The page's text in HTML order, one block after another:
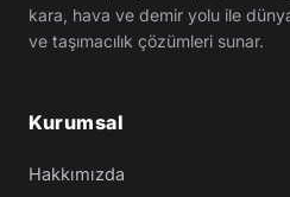
kara, hava ve demir yolu ile
ve taşımacılık çözümleri sunar.
Kurumsal
Hakkımızda